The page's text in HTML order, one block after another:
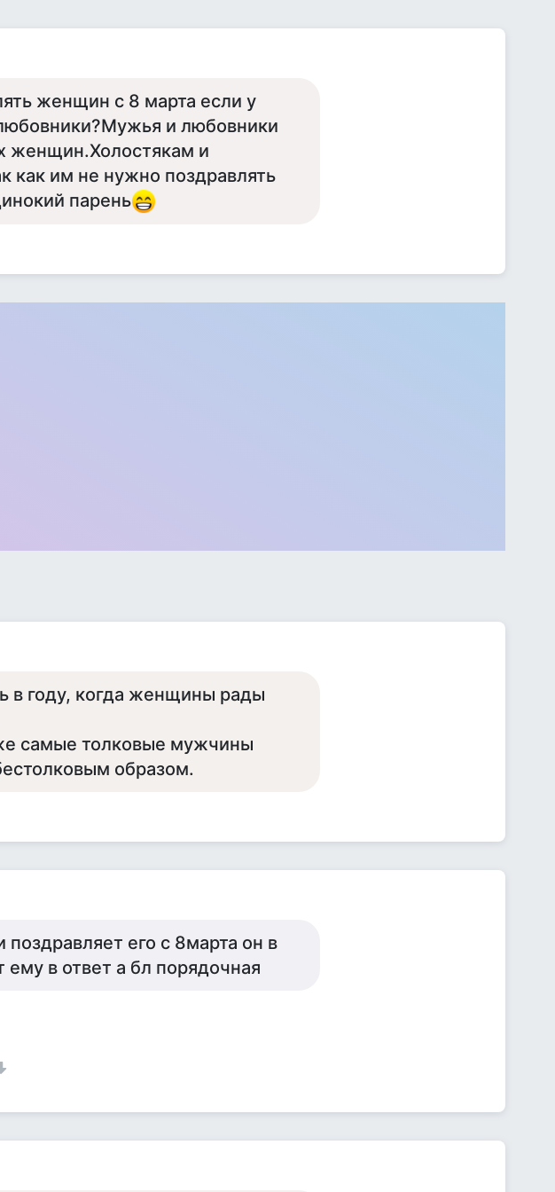
женщин с 8 марта если у
и любовники
женщин.Холостякам и
как им не нужно поздравлять
парень
в году, когда женщины рады
самые толковые мужчины
образом.
его с 8марта он в
в ответ а бл порядочная